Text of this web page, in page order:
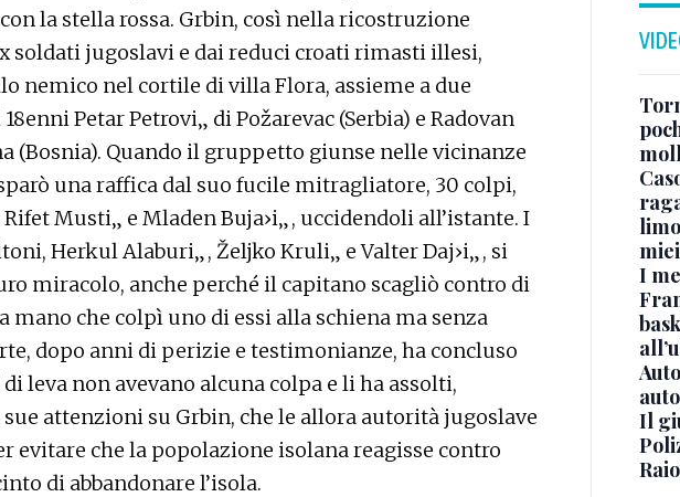
la stella rossa. Grbin, così nella ricostruzione
soldati jugoslavi e dai reduci croati rimasti illesi,
nemico nel cortile di villa Flora, assieme a due
Petar Petrovi„ di Požarevac (Serbia) e Radovan
(Bosnia). Quando il gruppetto giunse nelle vicinanze
una raffica dal suo fucile mitragliatore, 30 colpi,
Musti„ e Mladen Buja›i„, uccidendoli all’istante. I
Herkul Alaburi„, Željko Kruli„ e Valter Daj›i„, si
miracolo, anche perché il capitano scagliò contro di
mano che colpì uno di essi alla schiena ma senza
dopo anni di perizie e testimonianze, ha concluso
leva non avevano alcuna colpa e li ha assolti,
attenzioni su Grbin, che le allora autorità jugoslave
evitare che la popolazione isolana reagisse contro
di abbandonare l’isola.
I
Il